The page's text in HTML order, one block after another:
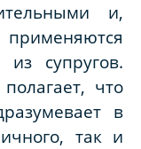
и,
супругов.
что
в
так и